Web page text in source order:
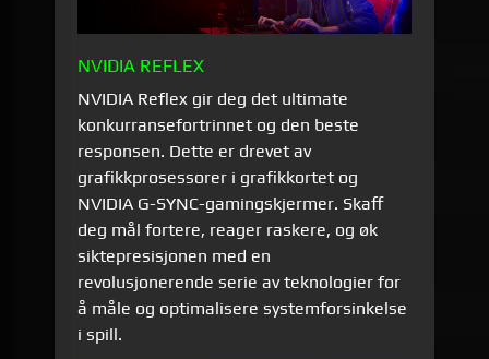
NVIDIA REFLEX
NVIDIA Reflex gir deg det ultimate
konkurransefortrinnet og den beste
responsen. Dette er drevet av
grafikkprosessorer i grafikkortet og
NVIDIA G-SYNC-gamingskjermer. Skaff
deg mål fortere, reager raskere, og øk
siktepresisjonen med en
revolusjonerende serie av teknologier for
å måle og optimalisere systemforsinkelse
i spill.